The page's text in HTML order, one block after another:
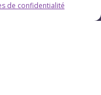
de confidentialité